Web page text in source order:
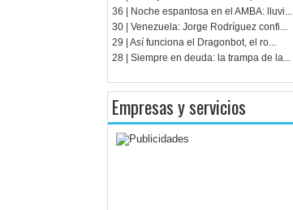
36 | Noche espantosa en el AMBA: lluvi...
30 | Venezuela: Jorge Rodríguez confi...
29 | Así funciona el Dragonbot, el ro...
28 | Siempre en deuda: la trampa de la...
Empresas y servicios